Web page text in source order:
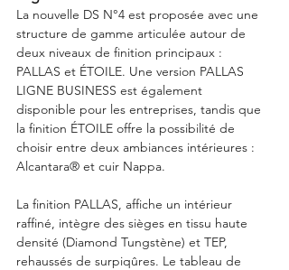
La nouvelle DS N°4 est proposée avec une
structure de gamme articulée autour de
deux niveaux de finition principaux :
PALLAS et ÉTOILE. Une version PALLAS
LIGNE BUSINESS est également
disponible pour les entreprises, tandis que
la finition ÉTOILE offre la possibilité de
choisir entre deux ambiances intérieures :
Alcantara® et cuir Nappa.
La finition PALLAS, affiche un intérieur
raffiné, intègre des sièges en tissu haute
densité (Diamond Tungstène) et TEP,
rehaussés de surpiqûres. Le tableau de